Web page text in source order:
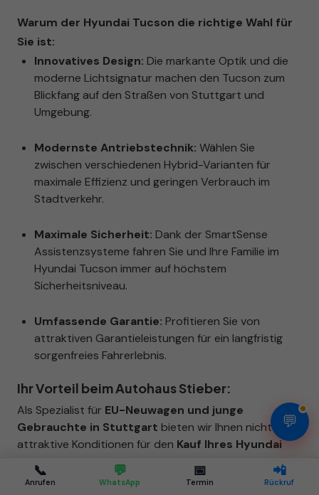
Warum der Hyundai Tucson die richtige Wahl für
Sie ist:
Innovatives Design: Die markante Optik und die
moderne Lichtsignatur machen den Tucson zum
Blickfang auf den Straßen von Stuttgart und
Umgebung.
Modernste Antriebstechnik: Wählen Sie
zwischen verschiedenen Hybrid-Varianten für
maximale Effizienz und geringen Verbrauch im
Stadtverkehr.
Maximale Sicherheit: Dank der SmartSense
Assistenzsysteme fahren Sie und Ihre Familie im
Hyundai Tucson immer auf höchstem
Sicherheitsniveau.
Umfassende Garantie: Profitieren Sie von
attraktiven Garantieleistungen für ein langfristig
sorgenfreies Fahrerlebnis.
Ihr Vorteil beim Autohaus Stieber:
Als Spezialist für EU-Neuwagen und junge
Gebrauchte in Stuttgart bieten wir Ihnen nicht nur
attraktive Konditionen für den Kauf Ihres Hyundai
, sondern auch maßgeschneiderte
Finanzierungslösungen und eine faire Inzahlungnahme
📞
Anrufen
💬
WhatsApp
📅
Termin
📲
Rückruf
💬